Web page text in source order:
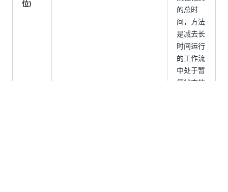
位)
的总时
间，方法
是减去长
时间运行
的工作流
中处于暂
停状态的